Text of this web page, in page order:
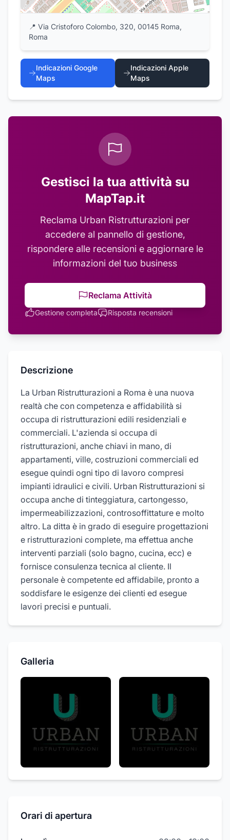
📍 Via Cristoforo Colombo, 320, 00145 Roma,
Roma
Indicazioni Google
Maps
Indicazioni Apple
Maps
Gestisci la tua attività su
MapTap.it
Reclama Urban Ristrutturazioni per
accedere al pannello di gestione,
rispondere alle recensioni e aggiornare le
informazioni del tuo business
Reclama Attività
Gestione completa Risposta recensioni
Descrizione
La Urban Ristrutturazioni a Roma è una nuova
realtà che con competenza e affidabilità si
occupa di ristrutturazioni edili residenziali e
commerciali. L'azienda si occupa di
ristrutturazioni, anche chiavi in mano, di
appartamenti, ville, costruzioni commerciali ed
esegue quindi ogni tipo di lavoro compresi
impianti idraulici e civili. Urban Ristrutturazioni si
occupa anche di tinteggiatura, cartongesso,
impermeabilizzazioni, controsoffittature e molto
altro. La ditta è in grado di eseguire progettazioni
e ristrutturazioni complete, ma effettua anche
interventi parziali (solo bagno, cucina, ecc) e
fornisce consulenza tecnica al cliente. Il
personale è competente ed affidabile, pronto a
soddisfare le esigenze dei clienti ed esegue
lavori precisi e puntuali.
Galleria
Orari di apertura